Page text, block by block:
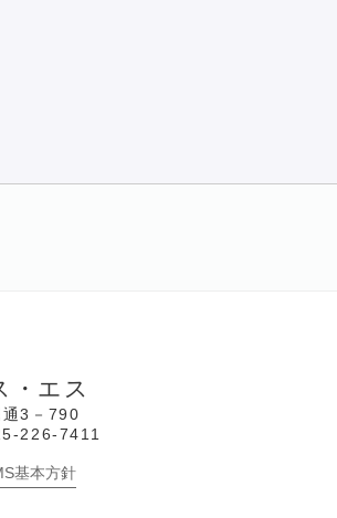
・エス
3－790
226-7411
基本方針